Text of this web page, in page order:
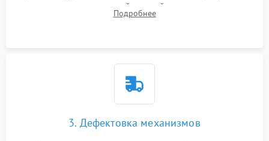
очесов из зоны петлителей и ножей с помощью жестких
кистей, пинцета и потока сжатого воздуха.
Подробнее
3. Дефектовка механизмов